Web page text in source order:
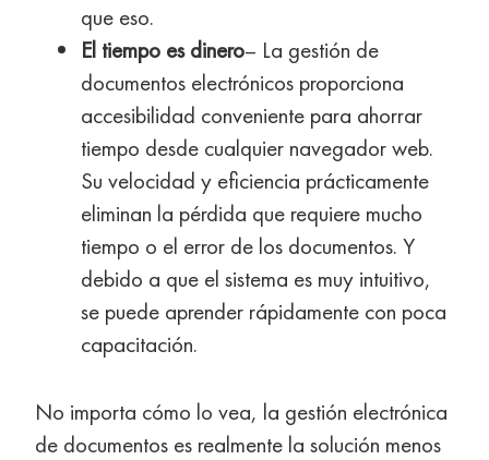
que eso.
El tiempo es dinero– La gestión de
documentos electrónicos proporciona
accesibilidad conveniente para ahorrar
tiempo desde cualquier navegador web.
Su velocidad y eficiencia prácticamente
eliminan la pérdida que requiere mucho
tiempo o el error de los documentos. Y
debido a que el sistema es muy intuitivo,
se puede aprender rápidamente con poca
capacitación.
No importa cómo lo vea, la gestión electrónica
de documentos es realmente la solución menos